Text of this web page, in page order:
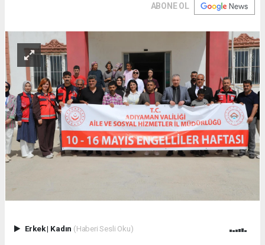
ABONE OL
Erkek| Kadın (Haberi Sesli Oku)